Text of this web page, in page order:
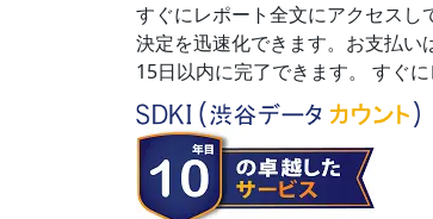
すぐにレポート全文にアクセスし
決定を迅速化できます。お支払い
15日以内に完了できます。
すぐ